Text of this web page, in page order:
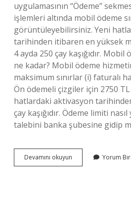
uygulamasının “Ödeme”
işlemleri altında mobil ödeme
görüntüleyebilirsiniz. Yeni
tarihinden itibaren en yüksek
4 ayda 250 çay kaşığıdır.
ne kadar? Mobil ödeme
maksimum sınırlar (i) faturalı
Ön ödemeli çizgiler için 2750
hatlardaki aktivasyon
çay kaşığıdır. Ödeme limiti
talebini banka şubesine gidip
Devamını okuyun
Telekom
Yorum